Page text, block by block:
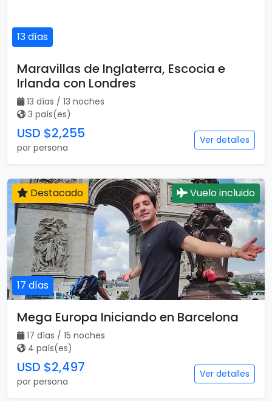
13 días
Maravillas de Inglaterra, Escocia e
Irlanda con Londres
13 días / 13 noches
3 país(es)
USD $2,255
por persona
Ver detalles
17 días
Destacado Vuelo incluido
Mega Europa Iniciando en Barcelona
17 días / 15 noches
4 país(es)
USD $2,497
por persona
Ver detalles